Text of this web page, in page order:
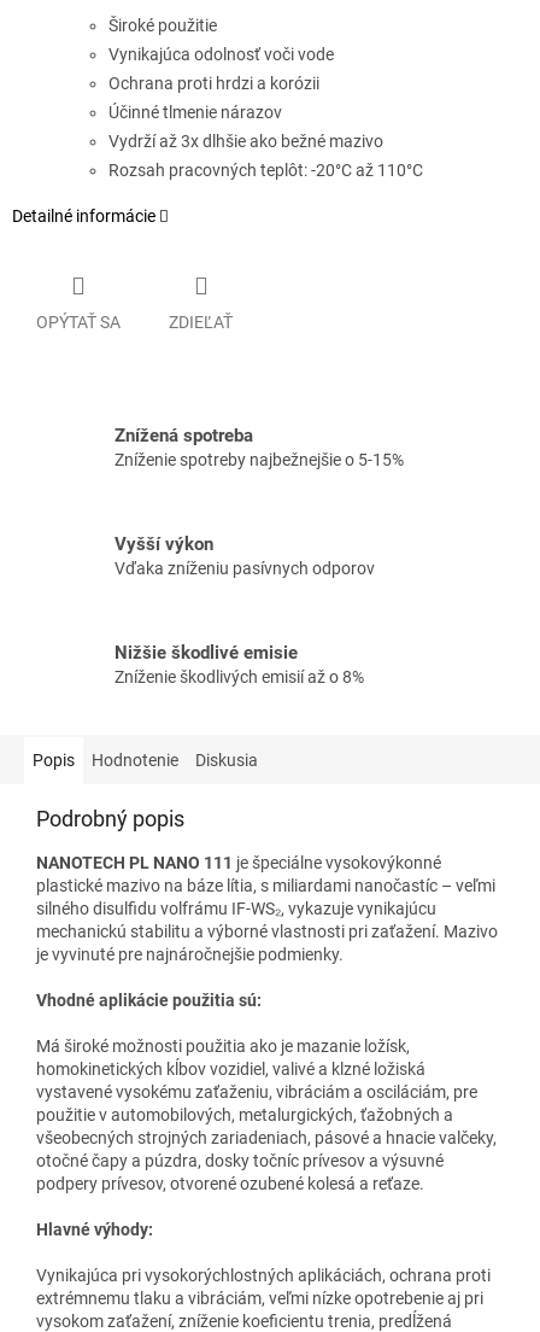
Široké použitie
Vynikajúca odolnosť voči vode
Ochrana proti hrdzi a korózii
Účinné tlmenie nárazov
Vydrží až 3x dlhšie ako bežné mazivo
Rozsah pracovných teplôt:-20°C až 110°C
Detailné informácie
OPÝTAŤ SA ZDIEĽAŤ
Znížená spotreba
Zníženie spotreby najbežnejšie o 5-15%
Vyšší výkon
Vďaka zníženiu pasívnych odporov
Nižšie škodlivé emisie
Zníženie škodlivých emisií až o 8%
Popis Hodnotenie Diskusia
Podrobný popis
NANOTECH PL NANO 111 je špeciálne vysokovýkonné
plastické mazivo na báze lítia, s miliardami nanočastíc – veľmi
silného disulfidu volfrámu IF-WS₂, vykazuje vynikajúcu
mechanickú stabilitu a výborné vlastnosti pri zaťažení. Mazivo
je vyvinuté pre najnáročnejšie podmienky.
Vhodné aplikácie použitia sú:
Má široké možnosti použitia ako je mazanie ložísk,
homokinetických kĺbov vozidiel, valivé a klzné ložiská
vystavené vysokému zaťaženiu, vibráciám a osciláciám, pre
použitie v automobilových, metalurgických, ťažobných a
všeobecných strojných zariadeniach, pásové a hnacie valčeky,
otočné čapy a púzdra, dosky točníc prívesov a výsuvné
podpery prívesov, otvorené ozubené kolesá a reťaze.
Hlavné výhody:
Vynikajúca pri vysokorýchlostných aplikáciách, ochrana proti
extrémnemu tlaku a vibráciám, veľmi nízke opotrebenie aj pri
vysokom zaťažení, zníženie koeficientu trenia, predĺžená